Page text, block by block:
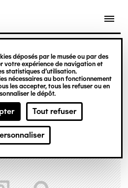
déposés par le musée ou par des
votre expérience de navigation et
statistiques d’utilisation.
nécessaires au bon fonctionnement
les accepter, tous les refuser ou en
le dépôt.
Tout refuser